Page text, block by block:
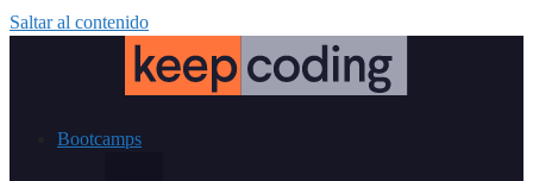
Saltar al contenido
Bootcamps